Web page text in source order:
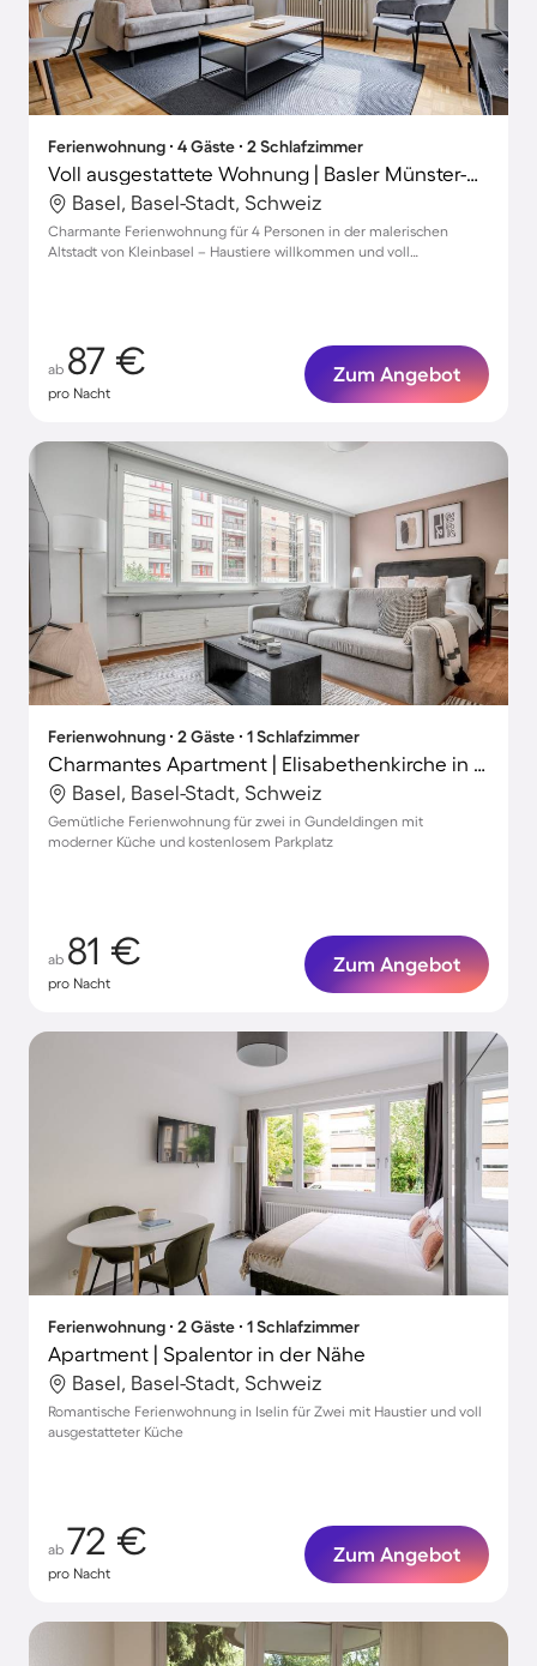
Ferienwohnung ∙ 4 Gäste ∙ 2 Schlafzimmer
Voll ausgestattete Wohnung | Basler Münster-Nähe | Hunde erlaubt
Basel, Basel-Stadt, Schweiz
Charmante Ferienwohnung für 4 Personen in der malerischen
Altstadt von Kleinbasel – Haustiere willkommen und voll
ab 87 €
pro Nacht
Zum Angebot
Ferienwohnung ∙ 2 Gäste ∙ 1 Schlafzimmer
Charmantes Apartment | Elisabethenkirche in der Nähe
Basel, Basel-Stadt, Schweiz
Gemütliche Ferienwohnung für zwei in Gundeldingen mit
moderner Küche und kostenlosem Parkplatz
ab 81 €
pro Nacht
Zum Angebot
Ferienwohnung ∙ 2 Gäste ∙ 1 Schlafzimmer
Apartment | Spalentor in der Nähe
Basel, Basel-Stadt, Schweiz
Romantische Ferienwohnung in Iselin für Zwei mit Haustier und voll
ausgestatteter Küche
ab 72 €
pro Nacht
Zum Angebot